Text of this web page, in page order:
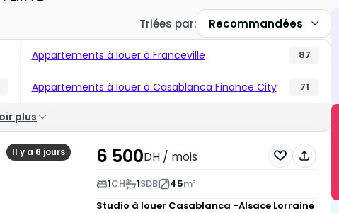
Triées par: Recommandées
Appartements à louer à Franceville 87
Appartements à louer à Casablanca Finance City 71
plus
Il y a 6 jours 6 500DH/ mois
1CH 1SDB 45m²
Studio à louer Casablanca -Alsace Lorraine